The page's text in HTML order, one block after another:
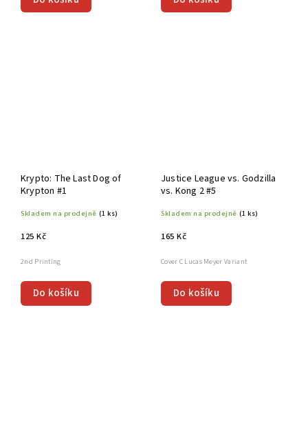
Krypto: The Last Dog of
Krypton #1
Skladem na prodejně (1 ks)
125 Kč
Do košíku
2nd Printing
Justice League vs. Godzilla
vs. Kong 2 #5
Skladem na prodejně (1 ks)
165 Kč
Do košíku
Cover C Lucas Meyer Variant